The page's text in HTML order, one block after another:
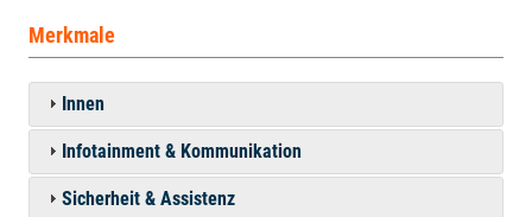
Merkmale
Innen
Infotainment & Kommunikation
Sicherheit & Assistenz